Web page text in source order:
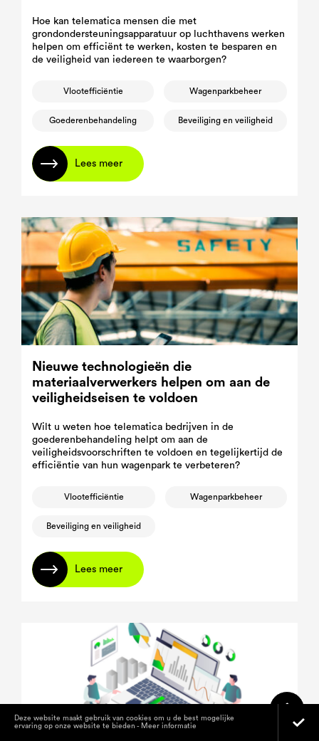
Hoe kan telematica mensen die met
grondondersteuningsapparatuur op luchthavens werken
helpen om efficiënt te werken, kosten te besparen en
de veiligheid van iedereen te waarborgen?
Vlootefficiëntie Wagenparkbeheer
Goederenbehandeling Beveiliging en veiligheid
Lees meer
Nieuwe technologieën die
materiaalverwerkers helpen om aan de
veiligheidseisen te voldoen
Wilt u weten hoe telematica bedrijven in de
goederenbehandeling helpt om aan de
veiligheidsvoorschriften te voldoen en tegelijkertijd de
efficiëntie van hun wagenpark te verbeteren?
Vlootefficiëntie Wagenparkbeheer
Beveiliging en veiligheid
Lees meer
Deze website maakt gebruik van cookies om u de best mogelijke
ervaring op onze website te bieden - Meer informatie